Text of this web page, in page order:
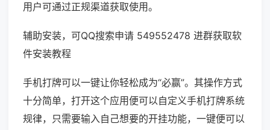
用户可通过正规渠道获取使用。
辅助安装，可QQ搜索申请 549552478 进群获取软
件安装教程
手机打牌可以一键让你轻松成为“必赢”。其操作方式
十分简单，打开这个应用便可以自定义手机打牌系统
规律，只需要输入自己想要的开挂功能，一键便可以